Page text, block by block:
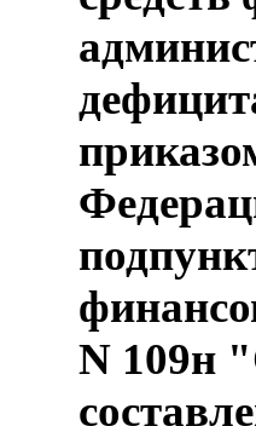
N 109н